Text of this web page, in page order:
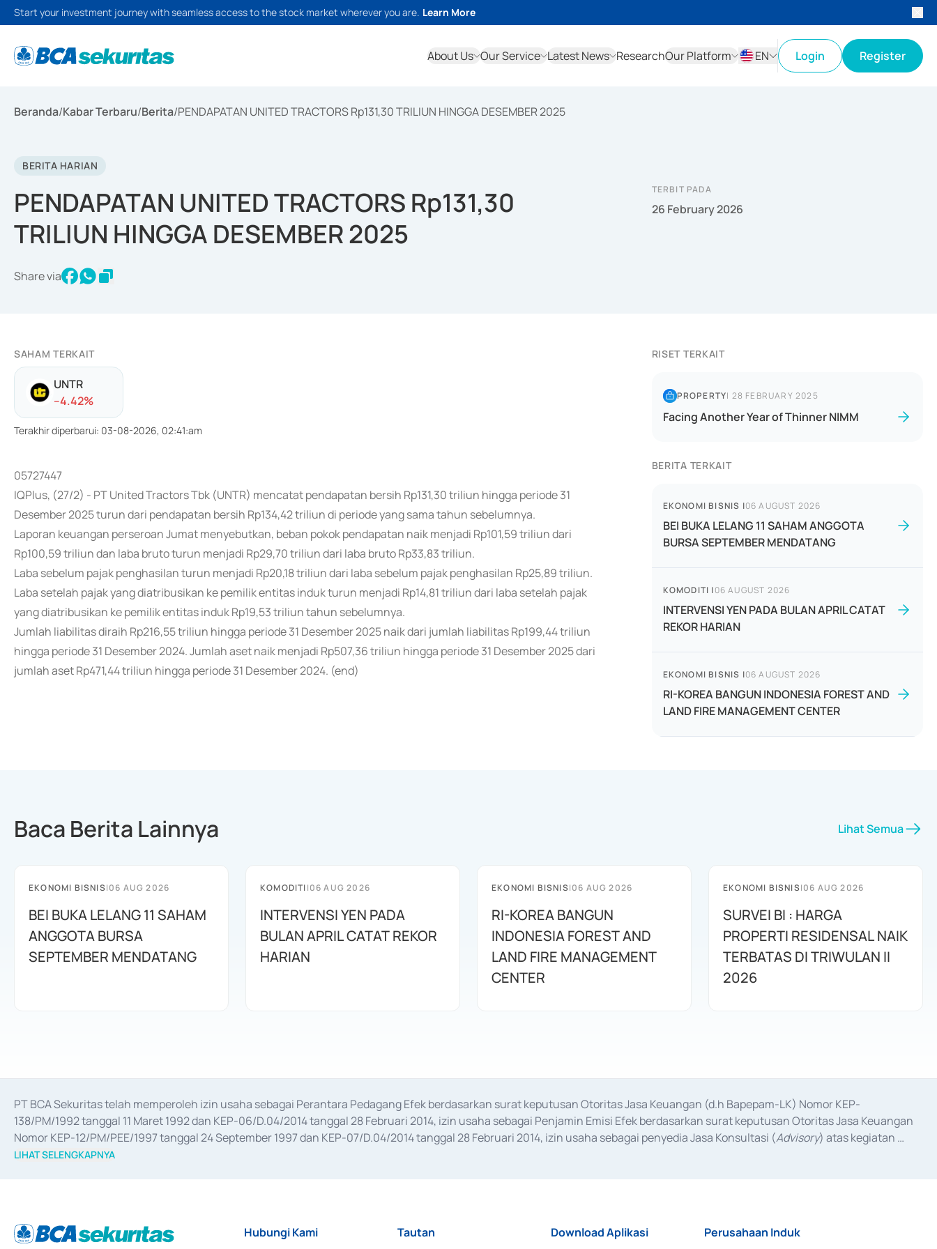
Start your investment journey with seamless access to the stock market wherever you are. Learn More
About Us Our Service Latest News ResearchOur Platform
EN
Login Register
Beranda/Kabar Terbaru/Berita/PENDAPATAN UNITED TRACTORS Rp131,30 TRILIUN HINGGA DESEMBER 2025
BERITA HARIAN
PENDAPATAN UNITED TRACTORS Rp131,30
TRILIUN HINGGA DESEMBER 2025
Share via
TERBIT PADA
26 February 2026
SAHAM TERKAIT
UNTR
--4.42%
Terakhir diperbarui: 03-08-2026, 02:41:am
05727447
IQPlus, (27/2) - PT United Tractors Tbk (UNTR) mencatat pendapatan bersih Rp131,30 triliun hingga periode 31
Desember 2025 turun dari pendapatan bersih Rp134,42 triliun di periode yang sama tahun sebelumnya.
Laporan keuangan perseroan Jumat menyebutkan, beban pokok pendapatan naik menjadi Rp101,59 triliun dari
Rp100,59 triliun dan laba bruto turun menjadi Rp29,70 triliun dari laba bruto Rp33,83 triliun.
Laba sebelum pajak penghasilan turun menjadi Rp20,18 triliun dari laba sebelum pajak penghasilan Rp25,89 triliun.
Laba setelah pajak yang diatribusikan ke pemilik entitas induk turun menjadi Rp14,81 triliun dari laba setelah pajak
yang diatribusikan ke pemilik entitas induk Rp19,53 triliun tahun sebelumnya.
Jumlah liabilitas diraih Rp216,55 triliun hingga periode 31 Desember 2025 naik dari jumlah liabilitas Rp199,44 triliun
hingga periode 31 Desember 2024. Jumlah aset naik menjadi Rp507,36 triliun hingga periode 31 Desember 2025 dari
jumlah aset Rp471,44 triliun hingga periode 31 Desember 2024. (end)
RISET TERKAIT
PROPERTY| 28 FEBRUARY 2025
Facing Another Year of Thinner NIMM
BERITA TERKAIT
EKONOMI BISNIS |06 AUGUST 2026
BEI BUKA LELANG 11 SAHAM ANGGOTA
BURSA SEPTEMBER MENDATANG
KOMODITI |06 AUGUST 2026
INTERVENSI YEN PADA BULAN APRIL CATAT
REKOR HARIAN
EKONOMI BISNIS |06 AUGUST 2026
RI-KOREA BANGUN INDONESIA FOREST AND
LAND FIRE MANAGEMENT CENTER
Baca Berita Lainnya Lihat Semua
EKONOMI BISNIS|06 AUG 2026
BEI BUKA LELANG 11 SAHAM
ANGGOTA BURSA
SEPTEMBER MENDATANG
KOMODITI|06 AUG 2026
INTERVENSI YEN PADA
BULAN APRIL CATAT REKOR
HARIAN
EKONOMI BISNIS|06 AUG 2026
RI-KOREA BANGUN
INDONESIA FOREST AND
LAND FIRE MANAGEMENT
CENTER
EKONOMI BISNIS|06 AUG 2026
SURVEI BI : HARGA
PROPERTI RESIDENSAL NAIK
TERBATAS DI TRIWULAN II
2026
PT BCA Sekuritas telah memperoleh izin usaha sebagai Perantara Pedagang Efek berdasarkan surat keputusan Otoritas Jasa Keuangan (d.h Bapepam-LK) Nomor KEP-
138/PM/1992 tanggal 11 Maret 1992 dan KEP-06/D.04/2014 tanggal 28 Februari 2014, izin usaha sebagai Penjamin Emisi Efek berdasarkan surat keputusan Otoritas Jasa Keuangan
Nomor KEP-12/PM/PEE/1997 tanggal 24 September 1997 dan KEP-07/D.04/2014 tanggal 28 Februari 2014, izin usaha sebagai penyedia Jasa Konsultasi (Advisory) atas kegiatan
merger, akuisisi, divestasi, dan
LIHAT SELENGKAPNYA
Hubungi Kami Tautan Download Aplikasi Perusahaan Induk